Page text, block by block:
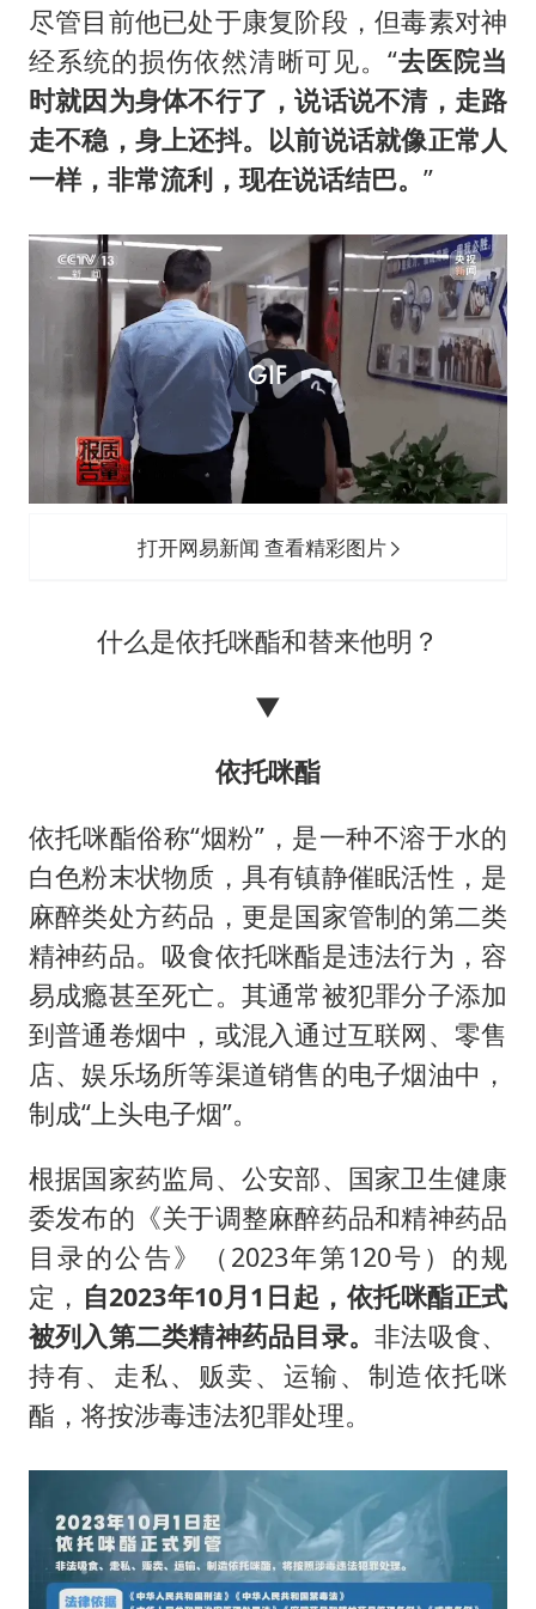
尽管目前他已处于康复阶段，但毒素对神
经系统的损伤依然清晰可见。“去医院当
时就因为身体不行了，说话说不清，走路
走不稳，身上还抖。以前说话就像正常人
一样，非常流利，现在说话结巴。 ”
打开网易新闻 查看精彩图片
什么是依托咪酯和替来他明？
▼
依托咪酯
依托咪酯俗称“烟粉”，是一种不溶于水的
白色粉末状物质，具有镇静催眠活性，是
麻醉类处方药品，更是国家管制的第二类
精神药品。吸食依托咪酯是违法行为，容
易成瘾甚至死亡。其通常被犯罪分子添加
到普通卷烟中，或混入通过互联网、零售
店、娱乐场所等渠道销售的电子烟油中，
制成“上头电子烟”。
根据国家药监局、公安部、国家卫生健康
委发布的《关于调整麻醉药品和精神药品
目录的公告》（2023年第120号）的规
定， 自2023年10月1日起，依托咪酯正式
被列入第二类精神药品目录。非法吸食、
持有、走私、贩卖、运输、制造依托咪
酯，将按涉毒违法犯罪处理。